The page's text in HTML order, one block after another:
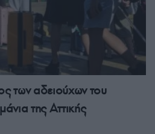
των αδειούχων του
της Αττικής